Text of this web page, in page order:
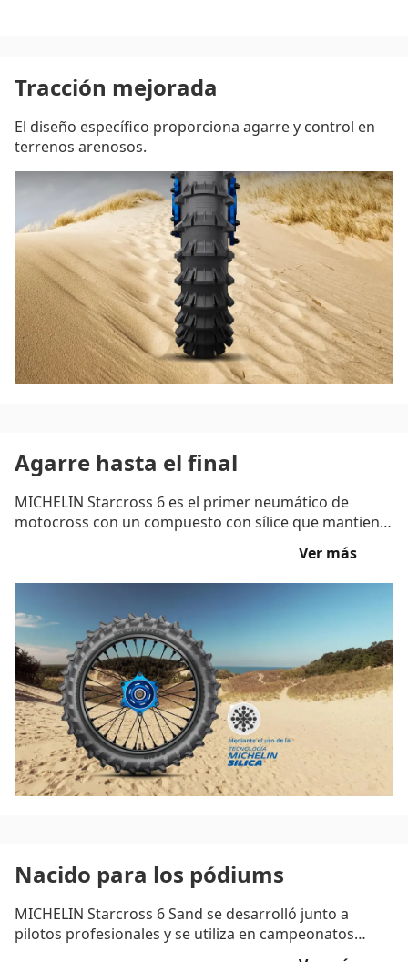
Tracción mejorada
El diseño específico proporciona agarre y control en
terrenos arenosos.
Agarre hasta el final
MICHELIN Starcross 6 es el primer neumático de
motocross con un compuesto con sílice que mantiene
los tacos de la banda de rodadura en buen estado.
Ver más
Nacido para los pódiums
MICHELIN Starcross 6 Sand se desarrolló junto a
pilotos profesionales y se utiliza en campeonatos